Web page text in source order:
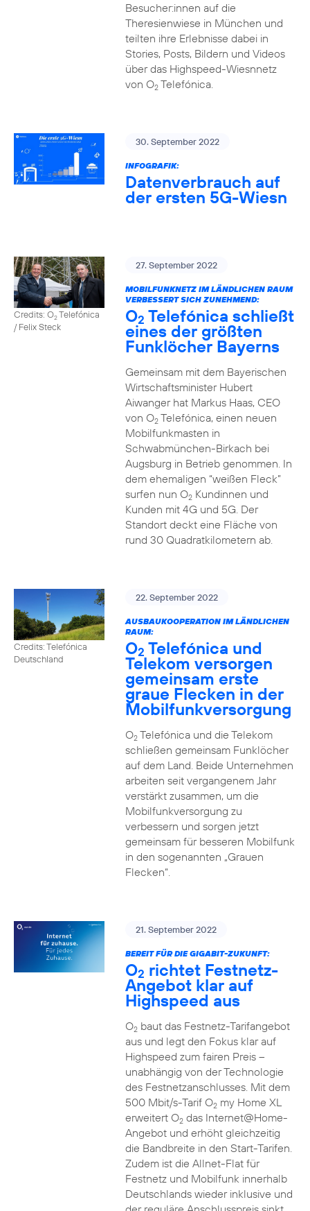
Besucher:innen auf die
Theresienwiese in München und
teilten ihre Erlebnisse dabei in
Stories, Posts, Bildern und Videos
über das Highspeed-Wiesnnetz
von O2Telefónica.
30. September 2022
INFOGRAFIK:
Datenverbrauch auf
der ersten 5G-Wiesn
Credits: O2Telefónica
/ Felix Steck
27. September 2022
MOBILFUNKNETZ IM LÄNDLICHEN RAUM
VERBESSERT SICH ZUNEHMEND:
O2 Telefónica schließt
eines der größten
Funklöcher Bayerns
Gemeinsam mit dem Bayerischen
Wirtschaftsminister Hubert
Aiwanger hat Markus Haas, CEO
von O2Telefónica, einen neuen
Mobilfunkmasten in
Schwabmünchen-Birkach bei
Augsburg in Betrieb genommen. In
dem ehemaligen “weißen Fleck”
surfen nun O2Kundinnen und
Kunden mit 4G und 5G. Der
Standort deckt eine Fläche von
rund 30 Quadratkilometern ab.
Credits: Telefónica
Deutschland
22. September 2022
AUSBAUKOOPERATION IM LÄNDLICHEN
RAUM:
O2 Telefónica und
Telekom versorgen
gemeinsam erste
graue Flecken in der
Mobilfunkversorgung
O2Telefónica und die Telekom
schließen gemeinsam Funklöcher
auf dem Land. Beide Unternehmen
arbeiten seit vergangenem Jahr
verstärkt zusammen, um die
Mobilfunkversorgung zu
verbessern und sorgen jetzt
gemeinsam für besseren Mobilfunk
in den sogenannten „Grauen
Flecken“.
21. September 2022
BEREIT FÜR DIE GIGABIT-ZUKUNFT:
O2 richtet Festnetz-
Angebot klar auf
Highspeed aus
O2baut das Festnetz-Tarifangebot
aus und legt den Fokus klar auf
Highspeed zum fairen Preis –
unabhängig von der Technologie
des Festnetzanschlusses. Mit dem
500 Mbit/s-Tarif O2my Home XL
erweitert O2das Internet@Home-
Angebot und erhöht gleichzeitig
die Bandbreite in den Start-Tarifen.
Zudem ist die Allnet-Flat für
Festnetz und Mobilfunk innerhalb
Deutschlands wieder inklusive und